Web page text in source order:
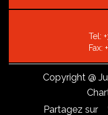
Tel:
Fax:
Copyright@
Partagez sur